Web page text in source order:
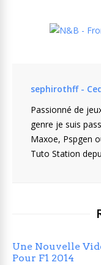
sephirothff -
Passionné de
genre je suis
Maxoe, Pspgen
Tuto Station
Une Nouvelle
Pour F1 2014